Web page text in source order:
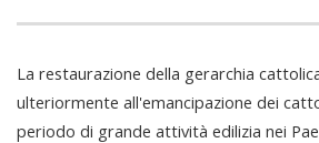
La restaurazione della gerarchia
ulteriormente all'emancipazione dei
periodo di grande attività edilizia nei